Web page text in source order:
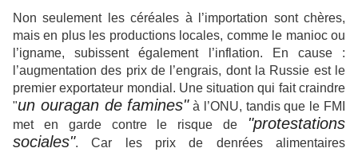
Non seulement les céréales à l’importation sont chères,
mais en plus les productions locales, comme le manioc ou
l’igname, subissent également l’inflation. En cause :
l’augmentation des prix de l’engrais, dont la Russie est le
premier exportateur mondial. Une situation qui fait craindre
"un ouragan de famines"à l’ONU, tandis que le FMI
met en garde contre le risque de
"protestations
sociales". Car les prix de denrées alimentaires